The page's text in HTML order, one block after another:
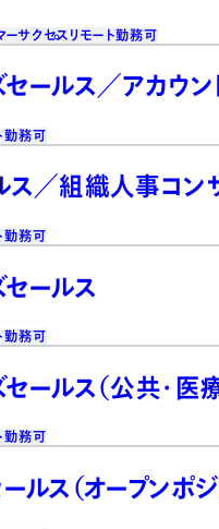
ーサクセス リモート勤務可
セールス／アカウン
勤務可
ス／組織人事コン
勤務可
セールス
勤務可
ールス（公共・医
勤務可
ルス（オープンポジ